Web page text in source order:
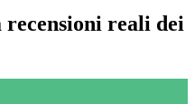
reali dei